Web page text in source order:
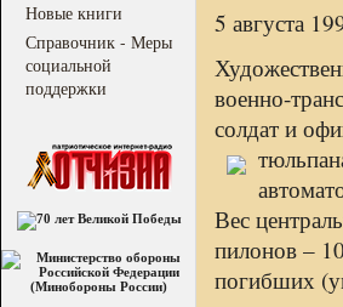
Новые книги
Справочник - Меры
социальной
поддержки
5 августа
военно-
солдат и
Вес
пилонов –
погибших